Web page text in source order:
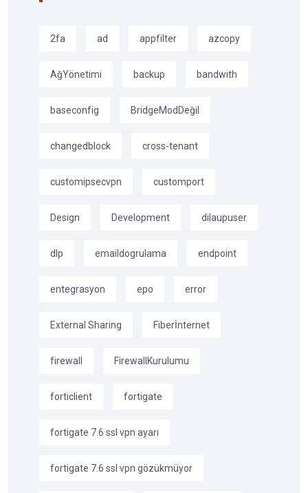
2fa ad appfilter azcopy
AğYönetimi backup bandwith
baseconfig BridgeModDeğil
changedblock cross-tenant
customipsecvpn customport
Design Development dilaupuser
dlp emaildogrulama endpoint
entegrasyon epo error
External Sharing Fiberİnternet
firewall FirewallKurulumu
forticlient fortigate
fortigate 7.6 ssl vpn ayarı
fortigate 7.6 ssl vpn gözükmüyor